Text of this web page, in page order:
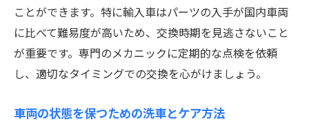
ことができます。特に輸入車はパーツの入手が国内車両
に比べて難易度が高いため、交換時期を見逃さないこと
が重要です。専門のメカニックに定期的な点検を依頼
し、適切なタイミングでの交換を心がけましょう。
車両の状態を保つための洗車とケア方法